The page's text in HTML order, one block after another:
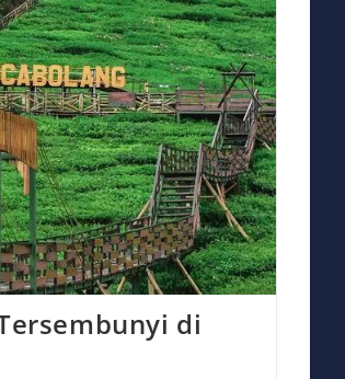
di